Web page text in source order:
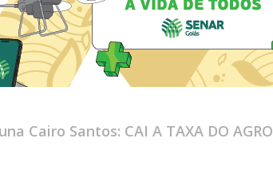
Cairo Santos: CAI A TAXA DO AGRO